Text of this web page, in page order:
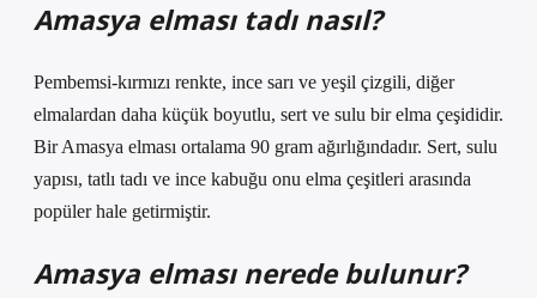
Amasya elması tadı nasıl?
Pembemsi-kırmızı renkte, ince sarı ve yeşil çizgili, diğer
elmalardan daha küçük boyutlu, sert ve sulu bir elma çeşididir.
Bir Amasya elması ortalama 90 gram ağırlığındadır. Sert, sulu
yapısı, tatlı tadı ve ince kabuğu onu elma çeşitleri arasında
popüler hale getirmiştir.
Amasya elması nerede bulunur?